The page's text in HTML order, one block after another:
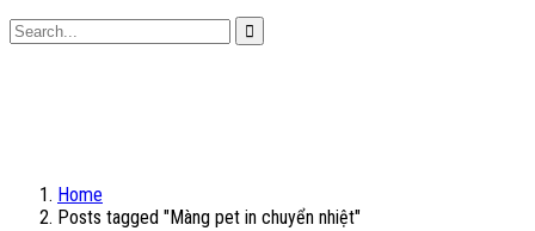
Home
Posts tagged "Màng pet in chuyển nhiệt"